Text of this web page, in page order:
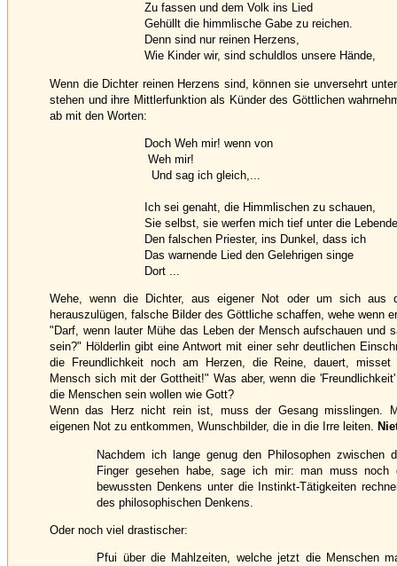
Zu fassen und dem Volk ins Lied
Gehüllt die himmlische Gabe zu reichen.
Denn sind nur reinen Herzens,
Wie Kinder wir, sind schuldlos unsere Hände,
Wenn die Dichter reinen Herzens sind, können sie unversehrt
stehen und ihre Mittlerfunktion als Künder des Göttlichen
ab mit den Worten:
Doch Weh mir! wenn von
Weh mir!
Und sag ich gleich,...
Ich sei genaht, die Himmlischen zu schauen,
Sie selbst, sie werfen mich tief unter die
Den falschen Priester, ins Dunkel, dass ich
Das warnende Lied den Gelehrigen singe
Dort ...
Wehe, wenn die Dichter, aus eigener Not oder um sich aus
herauszulügen, falsche Bilder des Göttliche schaffen, wehe wenn
"Darf, wenn lauter Mühe das Leben der Mensch aufschauen und
sein?" Hölderlin gibt eine Antwort mit einer sehr deutlichen
die Freundlichkeit noch am Herzen, die Reine, dauert, misset
Mensch sich mit der Gottheit!" Was aber, wenn die
die Menschen sein wollen wie Gott?
Wenn das Herz nicht rein ist, muss der Gesang misslingen.
eigenen Not zu entkommen, Wunschbilder, die in die Irre leiten.
Nachdem ich lange genug den Philosophen zwischen
Finger gesehen habe, sage ich mir: man muss noch
bewussten Denkens unter die Instinkt-Tätigkeiten
des philosophischen Denkens.
Oder noch viel drastischer:
Pfui über die Mahlzeiten, welche jetzt die Menschen